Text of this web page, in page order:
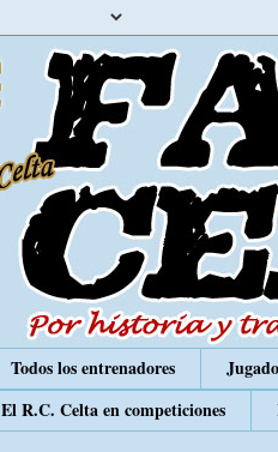
Todos los entrenadores
El R.C. Celta en competiciones